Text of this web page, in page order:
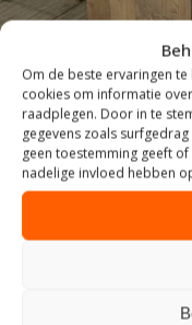
Om de beste ervaringen
cookies om informatie
raadplegen. Door in te
gegevens zoals
geen toestemming geeft
nadelige invloed hebben